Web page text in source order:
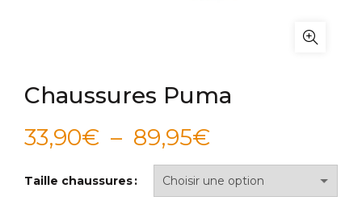
Chaussures Puma
33,90€ – 89,95€Plage
de
Taille chaussures